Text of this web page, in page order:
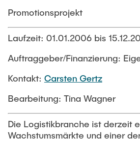
Abgeschlossene studentische
Siedlungsstruktur und
Verkehrs- und Logistikknoten
Buchtipps
Medien
Promotionsprojekt
Laufzeit: 01.01.2006 bis
Auftraggeber/Finanzierung:
Kontakt: Carsten Gertz
Bearbeitung: Tina Wagner
Die Logistikbranche ist derzeit
Wachstumsmärkte und einer